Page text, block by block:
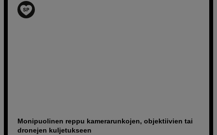
Monipuolinen reppu kamerarunkojen, objektiivien tai
dronejen kuljetukseen